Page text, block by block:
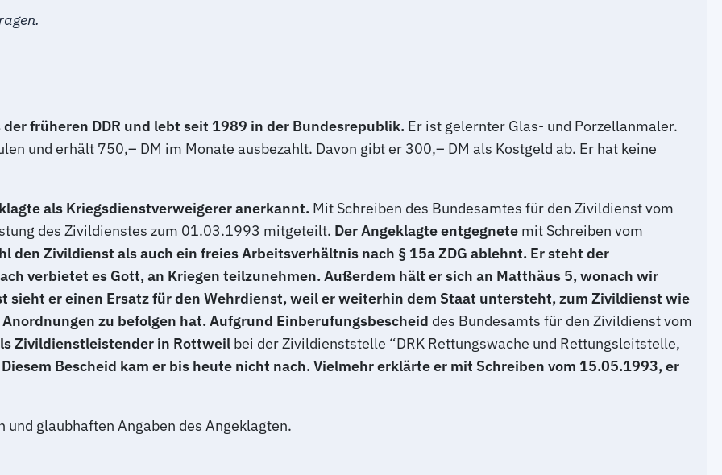
früheren DDR und lebt seit 1989 in der Bundesrepublik. Er ist gelernter Glas- und Porzellanmaler.
und erhält 750,– DM im Monate ausbezahlt. Davon gibt er 300,– DM als Kostgeld ab. Er hat keine
als Kriegsdienstverweigerer anerkannt. Mit Schreiben des Bundesamtes für den Zivildienst vom
des Zivildienstes zum 01.03.1993 mitgeteilt. Der Angeklagte entgegnete mit Schreiben vom
den Zivildienst als auch ein freies Arbeitsverhältnis nach § 15a ZDG ablehnt. Er steht der
verbietet es Gott, an Kriegen teilzunehmen. Außerdem hält er sich an Matthäus 5, wonach wir
sieht er einen Ersatz für den Wehrdienst, weil er weiterhin dem Staat untersteht, zum Zivildienst wie
zu befolgen hat. Aufgrund Einberufungsbescheid des Bundesamts für den Zivildienst vom
Zivildienstleistender in Rottweil bei der Zivildienststelle “DRK Rettungswache und Rettungsleitstelle,
Bescheid kam er bis heute nicht nach. Vielmehr erklärte er mit Schreiben vom 15.05.1993, er
glaubhaften Angaben des Angeklagten.